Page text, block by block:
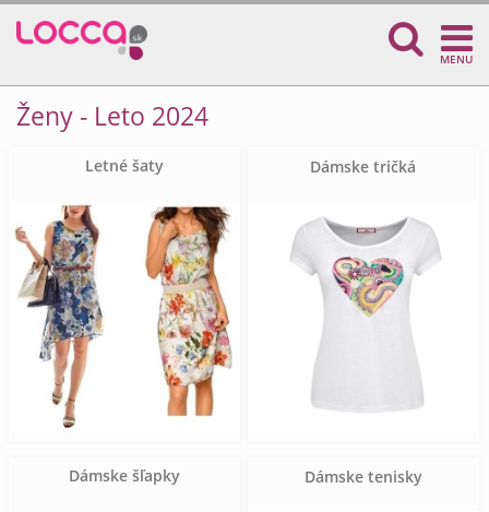
MENU
Ženy - Leto 2024
Letné šaty Dámske tričká
Dámske šľapky Dámske tenisky